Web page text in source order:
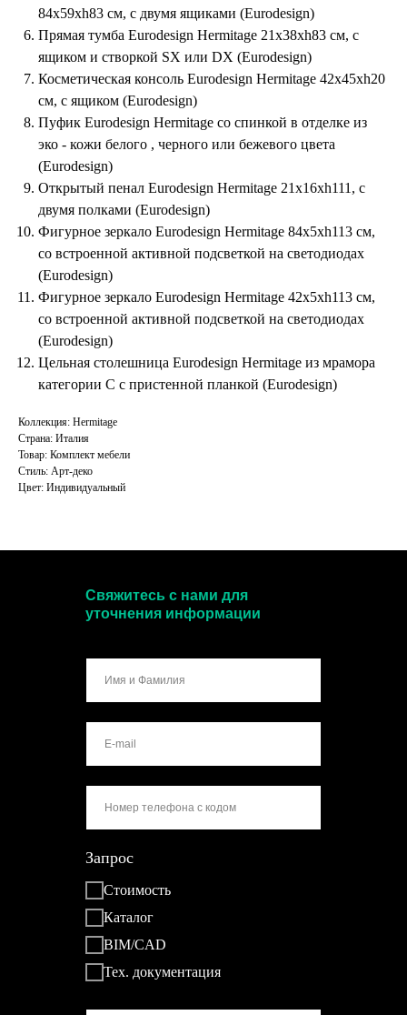
84х59хh83 см, с двумя ящиками (Eurodesign)
Прямая тумба Eurodesign Hermitage 21х38хh83 см, с
ящиком и створкой SX или DX (Eurodesign)
Косметическая консоль Eurodesign Hermitage 42х45хh20
см, с ящиком (Eurodesign)
Пуфик Eurodesign Hermitage со спинкой в отделке из
эко - кожи белого , черного или бежевого цвета
(Eurodesign)
Открытый пенал Eurodesign Hermitage 21х16хh111, с
двумя полками (Eurodesign)
Фигурное зеркало Eurodesign Hermitage 84х5хh113 см,
со встроенной активной подсветкой на светодиодах
(Eurodesign)
Фигурное зеркало Eurodesign Hermitage 42х5хh113 см,
со встроенной активной подсветкой на светодиодах
(Eurodesign)
Цельная столешница Eurodesign Hermitage из мрамора
категории С с пристенной планкой (Eurodesign)
Коллекция: Hermitage
Страна: Италия
Товар: Комплект мебели
Стиль: Арт-деко
Цвет: Индивидуальный
Запрос
Стоимость
Каталог
BIM/CAD
Тех. документация
Свяжитесь с нами для
уточнения информации